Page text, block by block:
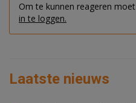
Om te kunnen reageren
in te loggen.
Laatste nieuws